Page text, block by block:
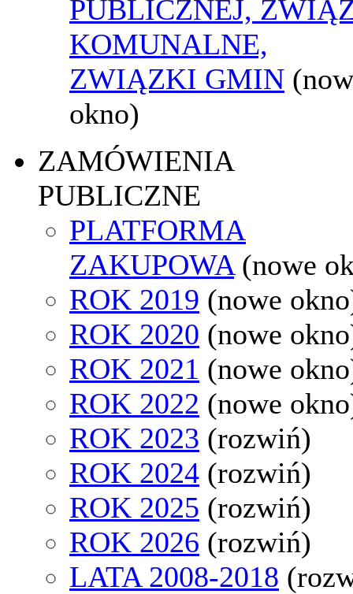
PUBLICZNEJ,
KOMUNALNE,
ZWIĄZKI GMIN
okno)
ZAMÓWIENIA
PUBLICZNE
PLATFORMA
ZAKUPOWA (nowe
ROK 2019 (nowe
ROK 2020 (nowe
ROK 2021 (nowe
ROK 2022 (nowe
ROK 2023 (rozwiń)
ROK 2024 (rozwiń)
ROK 2025 (rozwiń)
ROK 2026 (rozwiń)
LATA 2008-2018